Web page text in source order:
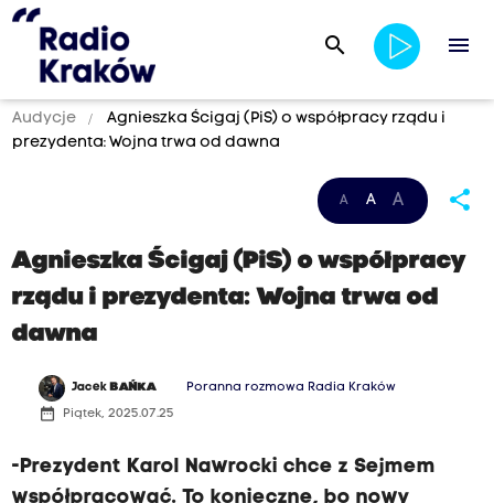
search menu
Audycje
Agnieszka Ścigaj (PiS) o współpracy rządu i
prezydenta: Wojna trwa od dawna
A A A share
Agnieszka Ścigaj (PiS) o współpracy
rządu i prezydenta: Wojna trwa od
dawna
Jacek BAŃKA Poranna rozmowa Radia Kraków
date_range Piątek, 2025.07.25
-Prezydent Karol Nawrocki chce z Sejmem
współpracować. To konieczne, bo nowy